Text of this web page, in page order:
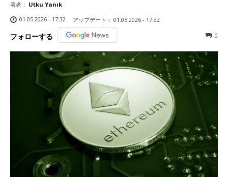
著者： Utku Yanık
01.05.2026 - 17:32
アップデート： 01.05.2026 - 17:32
フォローする 0